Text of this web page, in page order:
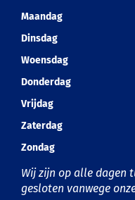
Maandag
Dinsdag
Woensdag
Donderdag
Vrijdag
Zaterdag
Zondag
Wij zijn op alle dagen
gesloten vanwege